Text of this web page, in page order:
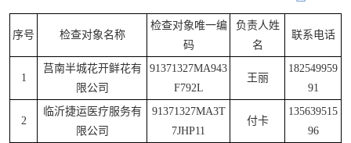
序号 检查对象名称
检查对象唯一编
码
负责人姓
名
联系电话
1
莒南半城花开鲜花有
限公司
91371327MA943
F792L
王丽
182549959
91
2
临沂捷运医疗服务有
限公司
91371327MA3T
7JHP11
付卡
135639515
96